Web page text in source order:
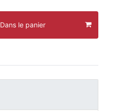
Dans le panier